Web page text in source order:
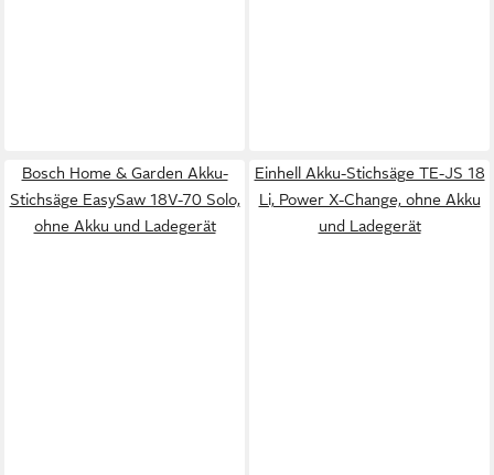
Bosch Home & Garden Akku-
Stichsäge EasySaw 18V-70 Solo,
ohne Akku und Ladegerät
Einhell Akku-Stichsäge TE-JS 18
Li, Power X-Change, ohne Akku
und Ladegerät